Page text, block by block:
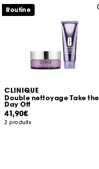
CLINIQUE
Double nettoyage Take the
Day Off
41,90€
2 produits
Routine